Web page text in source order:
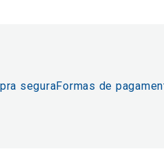
seguraFormas de